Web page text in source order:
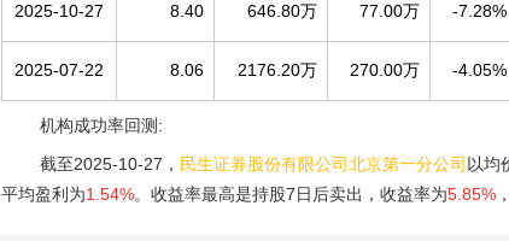
2025-10-27 8.40 646.80万 77.00万 -7.28%
2025-07-22 8.06 2176.20万 270.00万 -4.05%
机构成功率回测:
截至2025-10-27， 民生证券股份有限公司北京第一分公司 以均
平均盈利为1.54%。收益率最高是持股7日后卖出，收益率为5.85%